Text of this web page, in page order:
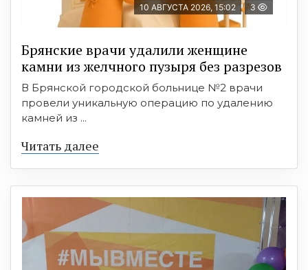
10 АВГУСТА 2026, 15:02 3
Брянские врачи удалили женщине
камни из желчного пузыря без разрезов
В Брянской городской больнице №2 врачи
провели уникальную операцию по удалению
камней из ...
Читать далее